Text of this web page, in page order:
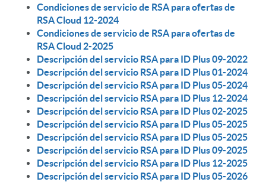
Condiciones de servicio de RSA para ofertas de
RSA Cloud 12-2024
Condiciones de servicio de RSA para ofertas de
RSA Cloud 2-2025
Descripción del servicio RSA para ID Plus 09-2022
Descripción del servicio RSA para ID Plus 01-2024
Descripción del servicio RSA para ID Plus 05-2024
Descripción del servicio RSA para ID Plus 12-2024
Descripción del servicio RSA para ID Plus 02-2025
Descripción del servicio RSA para ID Plus 05-2025
Descripción del servicio RSA para ID Plus 05-2025
Descripción del servicio RSA para ID Plus 09-2025
Descripción del servicio RSA para ID Plus 12-2025
Descripción del servicio RSA para ID Plus 05-2026